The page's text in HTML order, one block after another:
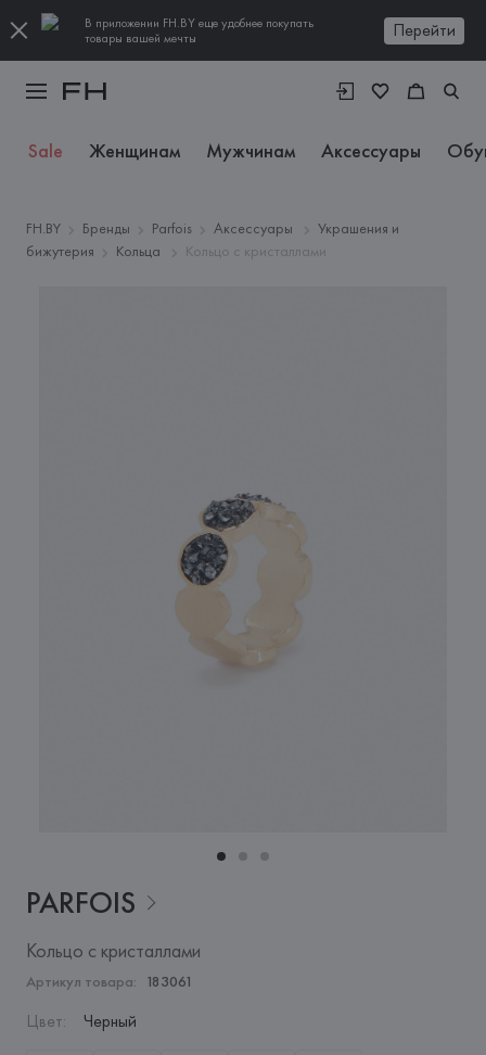
В приложении FH.BY еще удобнее покупать
товары вашей мечты
Перейти
Sale Женщинам Мужчинам Аксессуары
FH.BY Бренды Parfois Аксессуары
Украшения и
бижутерия
Кольца Кольцо с кристаллами
PARFOIS
Кольцо с кристаллами
Артикул товара: 183061
Цвет: Черный